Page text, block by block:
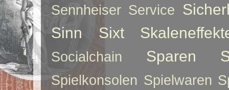
Sennheiser Service
Sinn
Sixt
Socialchain Sparen
Spielkonsolen Spielwaren